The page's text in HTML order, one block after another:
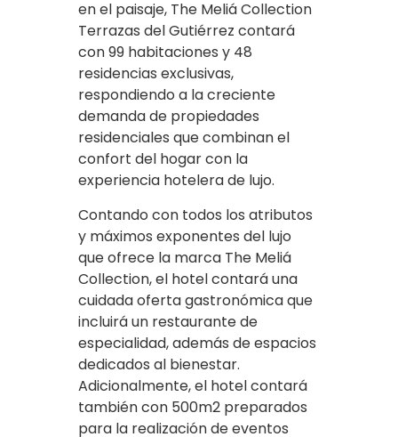
en el paisaje, The Meliá Collection
Terrazas del Gutiérrez contará
con 99 habitaciones y 48
residencias exclusivas,
respondiendo a la creciente
demanda de propiedades
residenciales que combinan el
confort del hogar con la
experiencia hotelera de lujo.
Contando con todos los atributos
y máximos exponentes del lujo
que ofrece la marca The Meliá
Collection, el hotel contará una
cuidada oferta gastronómica que
incluirá un restaurante de
especialidad, además de espacios
dedicados al bienestar.
Adicionalmente, el hotel contará
también con 500m2 preparados
para la realización de eventos